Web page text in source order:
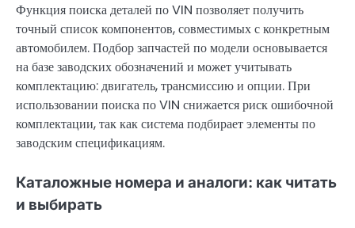
Функция поиска деталей по VIN позволяет получить
точный список компонентов, совместимых с конкретным
автомобилем. Подбор запчастей по модели основывается
на базе заводских обозначений и может учитывать
комплектацию: двигатель, трансмиссию и опции. При
использовании поиска по VIN снижается риск ошибочной
комплектации, так как система подбирает элементы по
заводским спецификациям.
Каталожные номера и аналоги: как читать
и выбирать